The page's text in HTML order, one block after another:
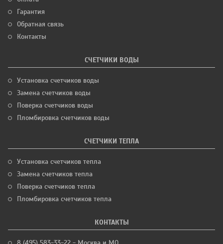
Гарантия
Обратная связь
Контакты
СЧЕТЧИКИ ВОДЫ
Установка счетчиков воды
Замена счетчиков воды
Поверка счетчиков воды
Пломбировка счетчиков воды
СЧЕТЧИКИ ТЕПЛА
Установка счетчиков тепла
Замена счетчиков тепла
Поверка счетчиков тепла
Пломбировка счетчиков тепла
КОНТАКТЫ